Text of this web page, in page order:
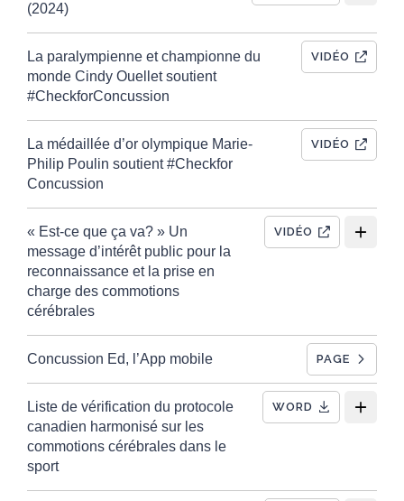
(2024)
La paralympienne et championne du
monde Cindy Ouellet soutient
#CheckforConcussion
VIDÉO
La médaillée d’or olympique Marie-
Philip Poulin soutient #Checkfor
Concussion
VIDÉO
« Est-ce que ça va? » Un
message d’intérêt public pour la
reconnaissance et la prise en
charge des commotions
cérébrales
VIDÉO
Concussion Ed, l’App mobile PAGE
Liste de vérification du protocole
canadien harmonisé sur les
commotions cérébrales dans le
sport
WORD